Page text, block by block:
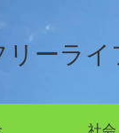
リーラ
社